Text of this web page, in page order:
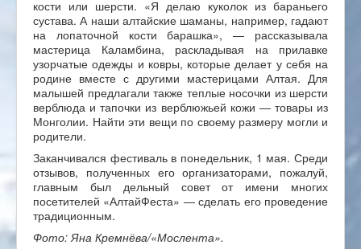
кости или шерсти. «Я делаю куколок из бараньего
сустава. А наши алтайские шаманы, например, гадают
на лопаточной кости барашка», — рассказывала
мастерица Каламбина, раскладывая на прилавке
узорчатые одежды и ковры, которые делает у себя на
родине вместе с другими мастерицами Алтая. Для
малышей предлагали также теплые носочки из шерсти
верблюда и тапочки из верблюжьей кожи — товары из
Монголии. Найти эти вещи по своему размеру могли и
родители.
Заканчивался фестиваль в понедельник, 1 мая. Среди
отзывов, полученных его организаторами, пожалуй,
главным был дельный совет от имени многих
посетителей «АлтайФеста» — сделать его проведение
традиционным.
Фото: Яна Кремнёва/«Мослента».